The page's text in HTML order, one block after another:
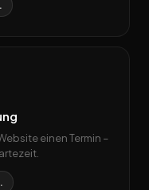
einen Termin –